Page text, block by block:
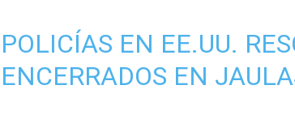
POLICÍAS EN EE.UU.
ENCERRADOS EN